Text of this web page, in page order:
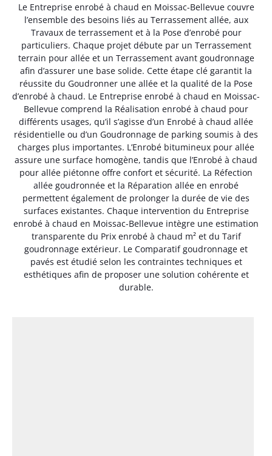
Le Entreprise enrobé à chaud en Moissac-Bellevue couvre
l’ensemble des besoins liés au Terrassement allée, aux
Travaux de terrassement et à la Pose d’enrobé pour
particuliers. Chaque projet débute par un Terrassement
terrain pour allée et un Terrassement avant goudronnage
afin d’assurer une base solide. Cette étape clé garantit la
réussite du Goudronner une allée et la qualité de la Pose
d’enrobé à chaud. Le Entreprise enrobé à chaud en Moissac-
Bellevue comprend la Réalisation enrobé à chaud pour
différents usages, qu’il s’agisse d’un Enrobé à chaud allée
résidentielle ou d’un Goudronnage de parking soumis à des
charges plus importantes. L’Enrobé bitumineux pour allée
assure une surface homogène, tandis que l’Enrobé à chaud
pour allée piétonne offre confort et sécurité. La Réfection
allée goudronnée et la Réparation allée en enrobé
permettent également de prolonger la durée de vie des
surfaces existantes. Chaque intervention du Entreprise
enrobé à chaud en Moissac-Bellevue intègre une estimation
transparente du Prix enrobé à chaud m² et du Tarif
goudronnage extérieur. Le Comparatif goudronnage et
pavés est étudié selon les contraintes techniques et
esthétiques afin de proposer une solution cohérente et
durable.